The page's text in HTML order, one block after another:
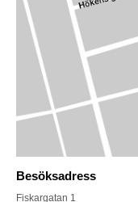
Besöksadress
Fiskargatan 1